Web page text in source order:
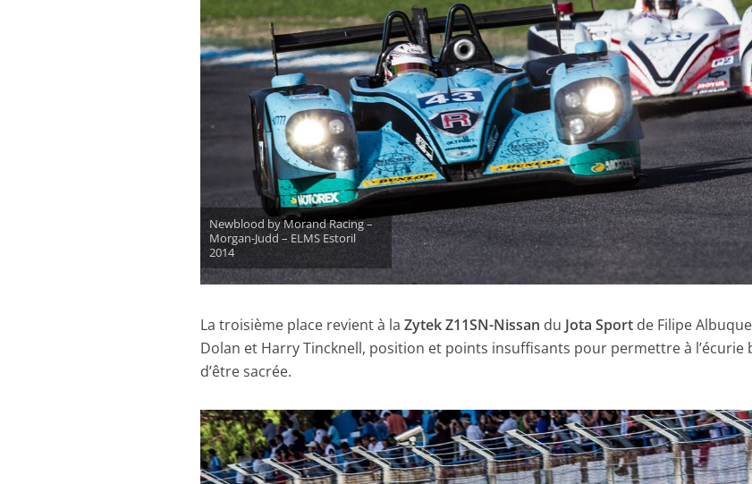
Newblood by Morand Racing –
Morgan-Judd – ELMS Estoril
2014
La troisième place revient à laZytek Z11SN-Nissan du Jota Sport de Filipe
Dolan et Harry Tincknell, position et points insuffisants pour permettre à l’écurie
d’être sacrée.